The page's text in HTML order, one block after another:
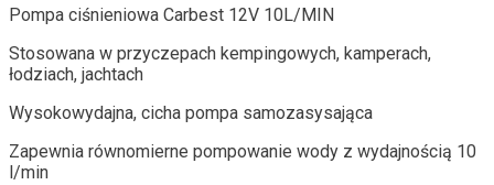
Pompa ciśnieniowa Carbest 12V 10L/MIN
Stosowana w przyczepach kempingowych, kamperach,
łodziach, jachtach
Wysokowydajna, cicha pompa samozasysająca
Zapewnia równomierne pompowanie wody z wydajnością 10
l/min